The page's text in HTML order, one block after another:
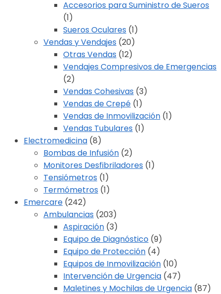
Accesorios para Suministro de Sueros
(1)
Sueros Oculares (1)
Vendas y Vendajes (20)
Otras Vendas (12)
Vendajes Compresivos de Emergencias
(2)
Vendas Cohesivas (3)
Vendas de Crepé (1)
Vendas de Inmovilización (1)
Vendas Tubulares (1)
Electromedicina (8)
Bombas de Infusión (2)
Monitores Desfibriladores (1)
Tensiómetros (1)
Termómetros (1)
Emercare (242)
Ambulancias (203)
Aspiración (3)
Equipo de Diagnóstico (9)
Equipo de Protección (4)
Equipos de Inmovilización (10)
Intervención de Urgencia (47)
Maletines y Mochilas de Urgencia (87)